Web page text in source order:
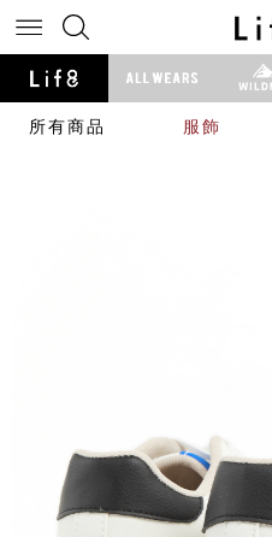
所有商品 服飾